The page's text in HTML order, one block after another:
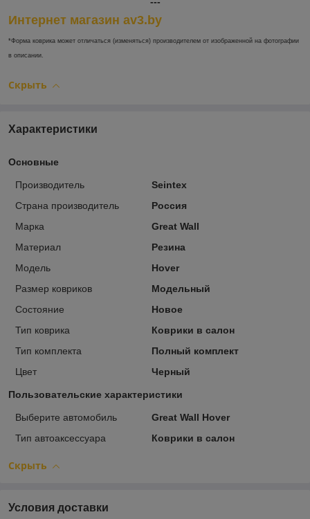
Интернет магазин av3.by
*Форма коврика может отличаться (изменяться) производителем от изображенной на фотографии
в описании.
Скрыть
Характеристики
Основные
Производитель
Seintex
Страна производитель
Россия
Марка
Great Wall
Материал
Резина
Модель
Hover
Размер ковриков
Модельный
Состояние
Новое
Тип коврика
Коврики в салон
Тип комплекта
Полный комплект
Цвет
Черный
Пользовательские характеристики
Выберите автомобиль
Great Wall Hover
Тип автоаксессуара
Коврики в салон
Скрыть
Условия доставки